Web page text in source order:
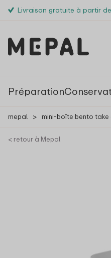
Livraison gratuite à partir
Préparation
mepal > mini-boîte bento take
< retour à Mepal